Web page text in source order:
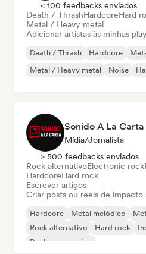
< 100 feedbacks enviados
Death / ThrashHardcoreHard
Metal / Heavy metal
Adicionar artistas às minhas
Death / Thrash Hardcore
Metal / Heavy metal
Noise
Sonido A La Carta
Mídia/Jornalista
> 500 feedbacks enviados
Rock alternativoElectronic rock
HardcoreHard rock
Escrever artigos
Criar posts ou reels de impacto
Hardcore Metal melódico
Rock alternativo
Hard rock
Rock progressivo